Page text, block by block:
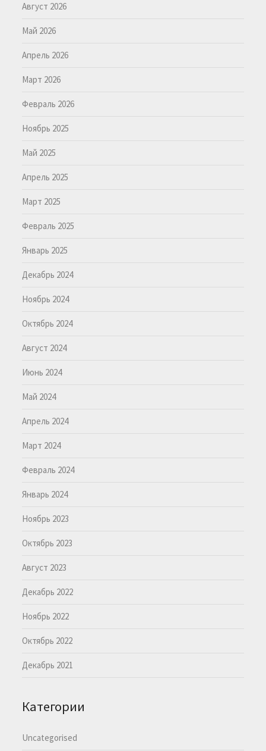
Август 2026
Май 2026
Апрель 2026
Март 2026
Февраль 2026
Ноябрь 2025
Май 2025
Апрель 2025
Март 2025
Февраль 2025
Январь 2025
Декабрь 2024
Ноябрь 2024
Октябрь 2024
Август 2024
Июнь 2024
Май 2024
Апрель 2024
Март 2024
Февраль 2024
Январь 2024
Ноябрь 2023
Октябрь 2023
Август 2023
Декабрь 2022
Ноябрь 2022
Октябрь 2022
Декабрь 2021
Категории
Uncategorised